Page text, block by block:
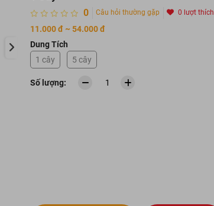
0 Câu hỏi thường gặp 0 lượt thích
11.000 đ ~ 54.000 đ
Dung Tích
1 cây
5 cây
Số lượng: